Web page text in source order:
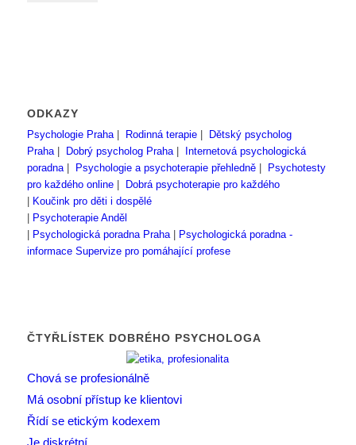
ODKAZY
Psychologie Praha| Rodinná terapie|
Dětský psycholog
Praha| Dobrý psycholog Praha|
Internetová psychologická
poradna| Psychologie a psychoterapie přehledně|
Psychotesty
pro každého online|
Dobrá psychoterapie pro každého
Koučink pro děti i dospělé
Psychoterapie Anděl
Psychologická poradna Praha|
Psychologická poradna -
informace Supervize pro pomáhající profese
ČTYŘLÍSTEK DOBRÉHO PSYCHOLOGA
Chová se profesionálně
Má osobní přístup ke klientovi
Řídí se etickým kodexem